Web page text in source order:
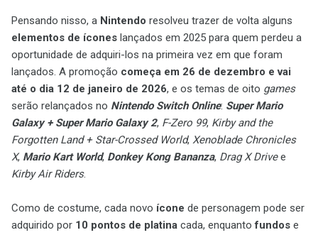
Pensando nisso, a Nintendo resolveu trazer de volta alguns
elementos de ícones lançados em 2025 para quem perdeu a
oportunidade de adquiri-los na primeira vez em que foram
lançados. A promoção começa em 26 de dezembro e vai
até o dia 12 de janeiro de 2026, e os temas de oito games
serão relançados no Nintendo Switch Online: Super Mario
Galaxy + Super Mario Galaxy 2, F-Zero 99, Kirby and the
Forgotten Land + Star-Crossed World, Xenoblade Chronicles
X, Mario Kart World, Donkey Kong Bananza, Drag X Drivee
Kirby Air Riders.
Como de costume, cada novo ícone de personagem pode ser
adquirido por 10 pontos de platina cada, enquantofundos e